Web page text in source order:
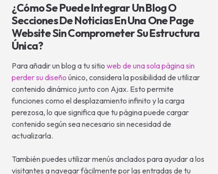
¿Cómo Se Puede Integrar Un Blog O
Secciones De Noticias En Una One Page
Website Sin Comprometer Su Estructura
Única?
Para añadir un blog a tu sitio web de una sola página sin
perder su diseño único, considera la posibilidad de utilizar
contenido dinámico junto con Ajax. Esto permite
funciones como el desplazamiento infinito y la carga
perezosa, lo que significa que tu página puede cargar
contenido según sea necesario sin necesidad de
actualizarla.
También puedes utilizar menús anclados para ayudar a los
visitantes a navegar fácilmente por las entradas de tu